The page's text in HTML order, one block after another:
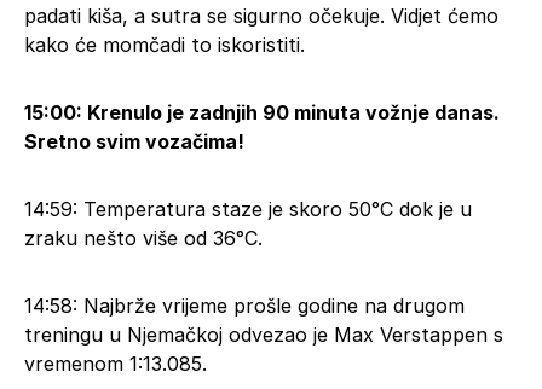
padati kiša, a sutra se sigurno očekuje. Vidjet ćemo
kako će momčadi to iskoristiti.
15:00: Krenulo je zadnjih 90 minuta vožnje danas.
Sretno svim vozačima!
14:59: Temperatura staze je skoro 50°C dok je u
zraku nešto više od 36°C.
14:58: Najbrže vrijeme prošle godine na drugom
treningu u Njemačkoj odvezao je Max Verstappen s
vremenom 1:13.085.